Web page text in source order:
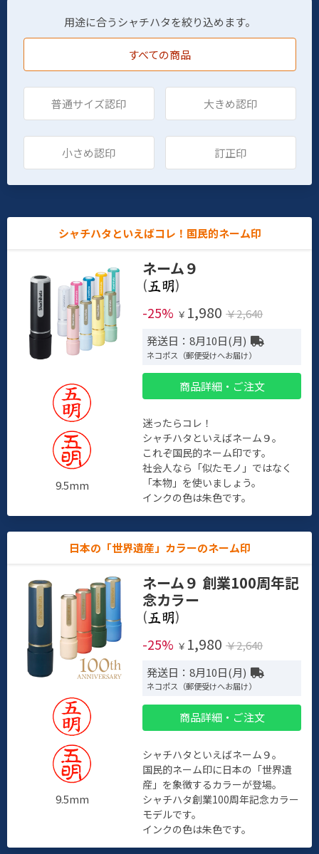
用途に合うシャチハタを絞り込めます。
すべての商品
普通サイズ認印 大きめ認印
小さめ認印 訂正印
シャチハタといえばコレ！国民的ネーム印
9.5mm
ネーム９
(
)
-25% ￥ 1,980 ￥2,640
発送日：8月10日(月)
ネコポス（郵便受けへお届け）
商品詳細・ご注文
迷ったらコレ！
シャチハタといえばネーム９。
これぞ国民的ネーム印です。
社会人なら「似たモノ」ではなく
「本物」を使いましょう。
インクの色は朱色です。
日本の「世界遺産」カラーのネーム印
9.5mm
ネーム９ 創業100周年記
念カラー
(
)
-25% ￥ 1,980 ￥2,640
発送日：8月10日(月)
ネコポス（郵便受けへお届け）
商品詳細・ご注文
シャチハタといえばネーム９。
国民的ネーム印に日本の「世界遺
産」を象徴するカラーが登場。
シャチハタ創業100周年記念カラー
モデルです。
インクの色は朱色です。